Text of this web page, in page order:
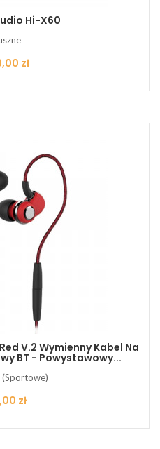
Hi-X60
zł
V.2 Wymienny Kabel Na
BT - Powystawowy...
zł